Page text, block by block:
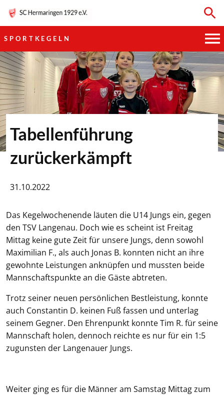
SPORTKEGELN
HAUPTVEREIN
SPORTKEGELN
FUSSBALL
GYMNASTIK
Tabellenführung
zurückerkämpft
31.10.2022
Das Kegelwochenende läuten die U14 Jungs ein, gegen
den TSV Langenau. Doch wie es scheint ist Freitag
Mittag keine gute Zeit für unsere Jungs, denn sowohl
Maximilian F., als auch Jonas B. konnten nicht an ihre
gewohnte Leistungen anknüpfen und mussten beide
Mannschaftspunkte an die Gäste abtreten.
Trotz seiner neuen persönlichen Bestleistung, konnte
auch Constantin D. keinen Fuß fassen und unterlag
seinem Gegner. Den Ehrenpunkt konnte Tim R. für seine
Mannschaft holen, dennoch reichte es nur für ein 1:5
zugunsten der Langenauer Jungs.
Weiter ging es für die Männer am Samstag Mittag zum